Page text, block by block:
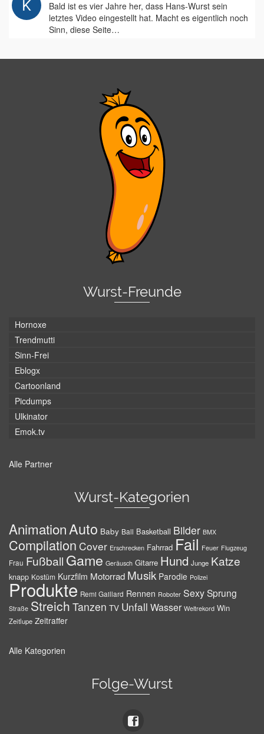
Bald ist es vier Jahre her, dass Hans-Wurst sein
letztes Video eingestellt hat. Macht es eigentlich noch
Sinn, diese Seite…
Wurst-Freunde
Hornoxe
Trendmutti
Sinn-Frei
Eblogx
Cartoonland
Picdumps
Ulkinator
Emok.tv
Alle Partner
Wurst-Kategorien
AnimationAuto Baby Ball Basketball Bilder BMX
Compilation Cover Erschrecken Fahrrad Fail Feuer Flugzeug
Frau Fußball Game Geräusch Gitarre Hund Junge Katze
knapp Kostüm Kurzfilm Motorrad Musik Parodie Polizei
Produkte Remi Gaillard Rennen Roboter SexySprung
Straße Streich Tanzen TV Unfall Wasser Weltrekord Win
Zeitlupe Zeitraffer
Alle Kategorien
Folge-Wurst